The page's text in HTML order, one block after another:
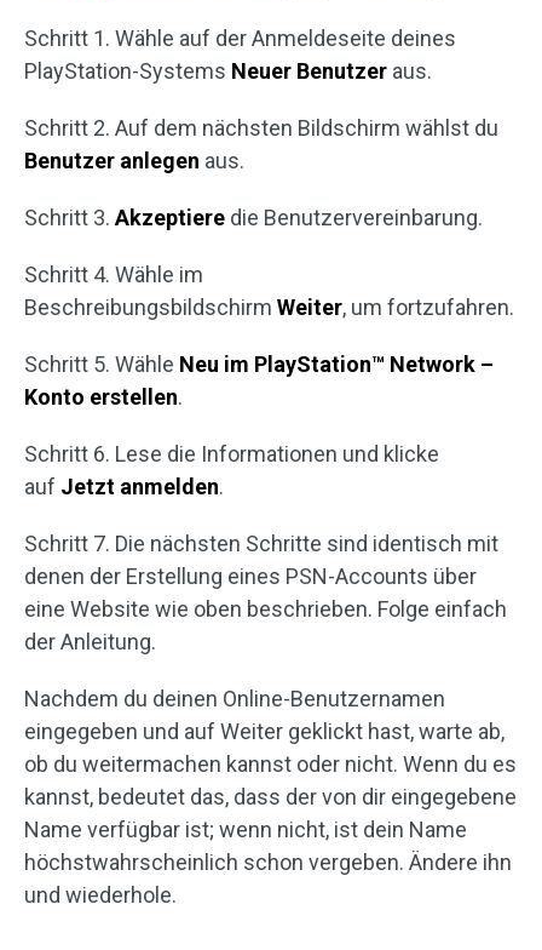
Schritt 1. Wähle auf der Anmeldeseite deines
PlayStation-Systems Neuer Benutzer aus.
Schritt 2. Auf dem nächsten Bildschirm wählst du
Benutzer anlegen aus.
Schritt 3. Akzeptiere die Benutzervereinbarung.
Schritt 4. Wähle im
Beschreibungsbildschirm Weiter, um fortzufahren.
Schritt 5. Wähle Neu im PlayStation™ Network –
Konto erstellen.
Schritt 6. Lese die Informationen und klicke
auf Jetzt anmelden.
Schritt 7. Die nächsten Schritte sind identisch mit
denen der Erstellung eines PSN-Accounts über
eine Website wie oben beschrieben. Folge einfach
der Anleitung.
Nachdem du deinen Online-Benutzernamen
eingegeben und auf Weiter geklickt hast, warte ab,
ob du weitermachen kannst oder nicht. Wenn du es
kannst, bedeutet das, dass der von dir eingegebene
Name verfügbar ist; wenn nicht, ist dein Name
höchstwahrscheinlich schon vergeben. Ändere ihn
und wiederhole.